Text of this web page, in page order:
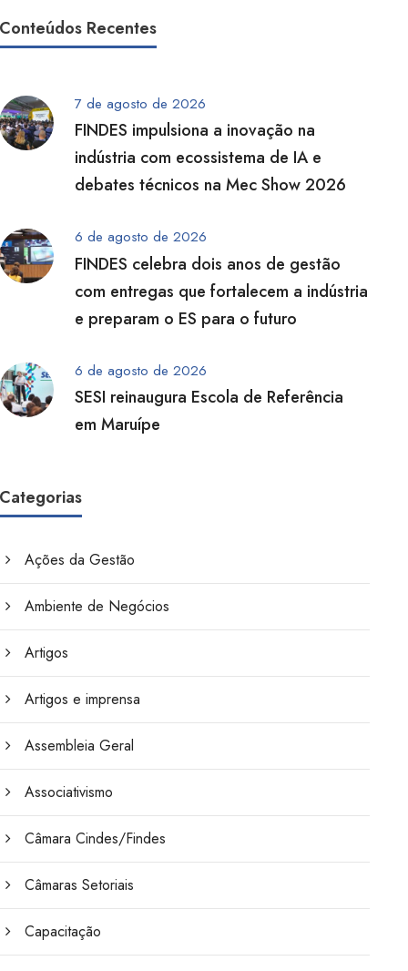
Conteúdos Recentes
7 de agosto de 2026
FINDES impulsiona a inovação na
indústria com ecossistema de IA e
debates técnicos na Mec Show 2026
6 de agosto de 2026
FINDES celebra dois anos de gestão
com entregas que fortalecem a indústria
e preparam o ES para o futuro
6 de agosto de 2026
SESI reinaugura Escola de Referência
em Maruípe
Categorias
Ações da Gestão
Ambiente de Negócios
Artigos
Artigos e imprensa
Assembleia Geral
Associativismo
Câmara Cindes/Findes
Câmaras Setoriais
Capacitação